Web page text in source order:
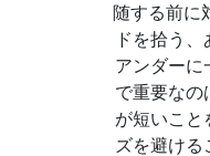
随する前に
ドを拾う
アンダーに
で重要なの
が短いこと
ズを避ける